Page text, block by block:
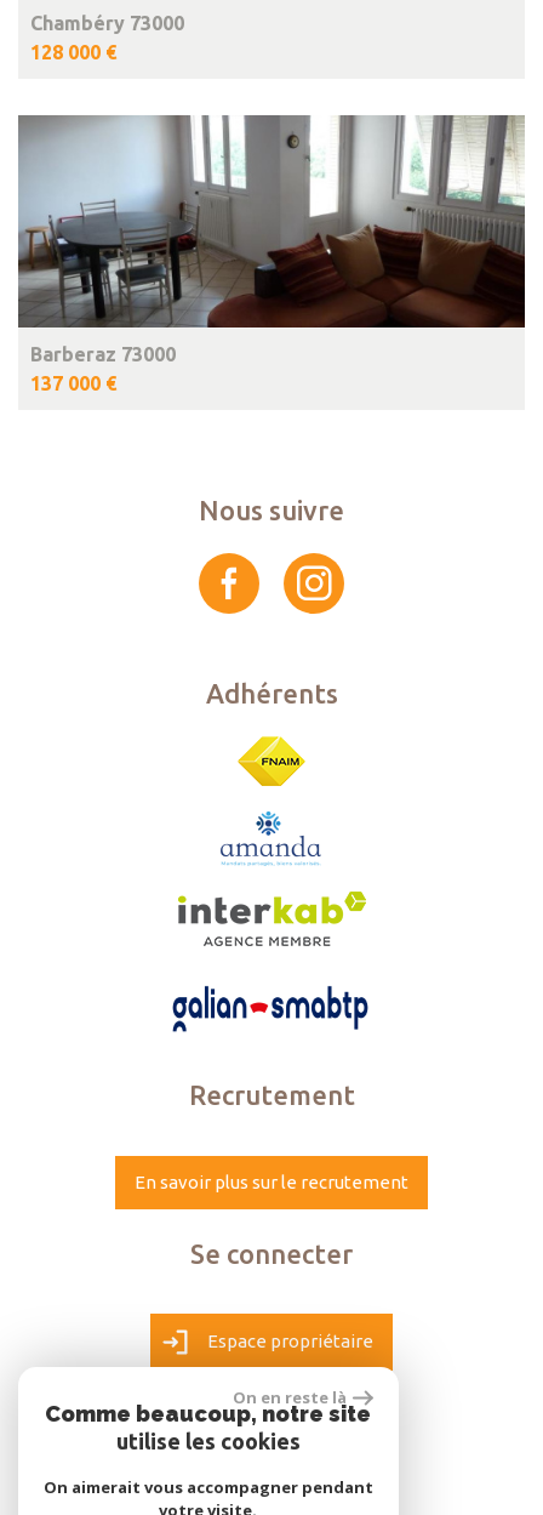
Chambéry 73000
128 000 €
Barberaz 73000
137 000 €
Nous suivre
Adhérents
Recrutement
En savoir plus sur le recrutement
Se connecter
Espace propriétaire
réalisé par
On en reste là
Comme beaucoup, notre site
utilise les cookies
On aimerait vous accompagner pendant
votre visite.